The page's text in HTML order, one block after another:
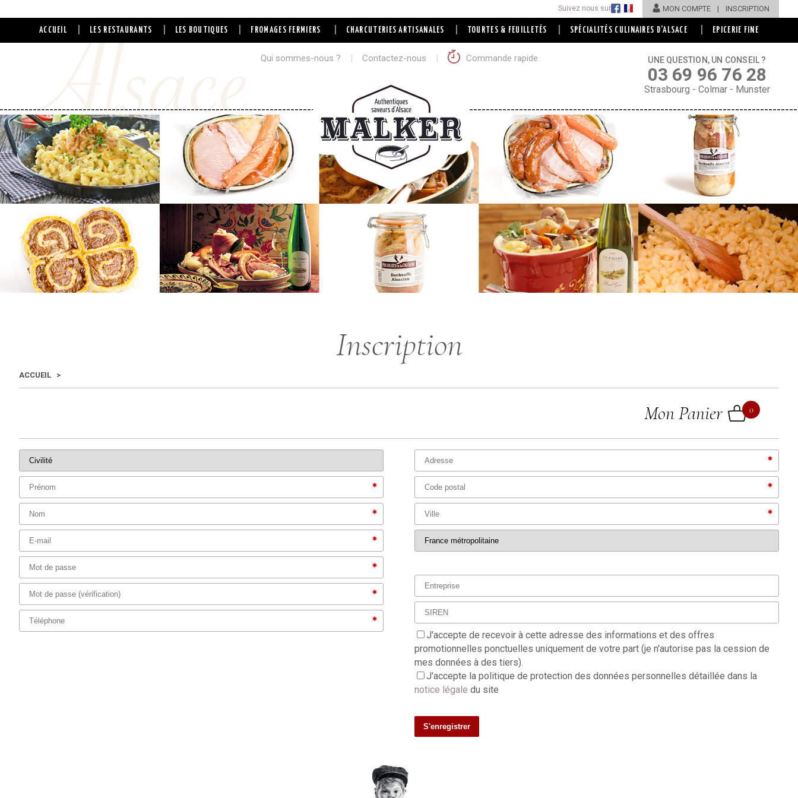
MON COMPTE | INSCRIPTION
Suivez nous sur
ACCUEIL LES RESTAURANTS LES BOUTIQUES FROMAGES FERMIERS CHARCUTERIES ARTISANALES TOURTES & FEUILLETÉS SPÉCIALITÉS CULINAIRES D'ALSACE EPICERIE FINE
UNE QUESTION, UN CONSEIL ?
03 69 96 76 28
Strasbourg - Colmar - Munster
Qui sommes-nous ? | Contactez-nous | Commande rapide
Inscription
ACCUEIL >
Mon Panier 0
J'accepte de recevoir à cette adresse des informations et des offres
promotionnelles ponctuelles uniquement de votre part (je n'autorise pas la cession de
mes données à des tiers).
J'accepte la politique de protection des données personnelles détaillée dans la
notice légale du site